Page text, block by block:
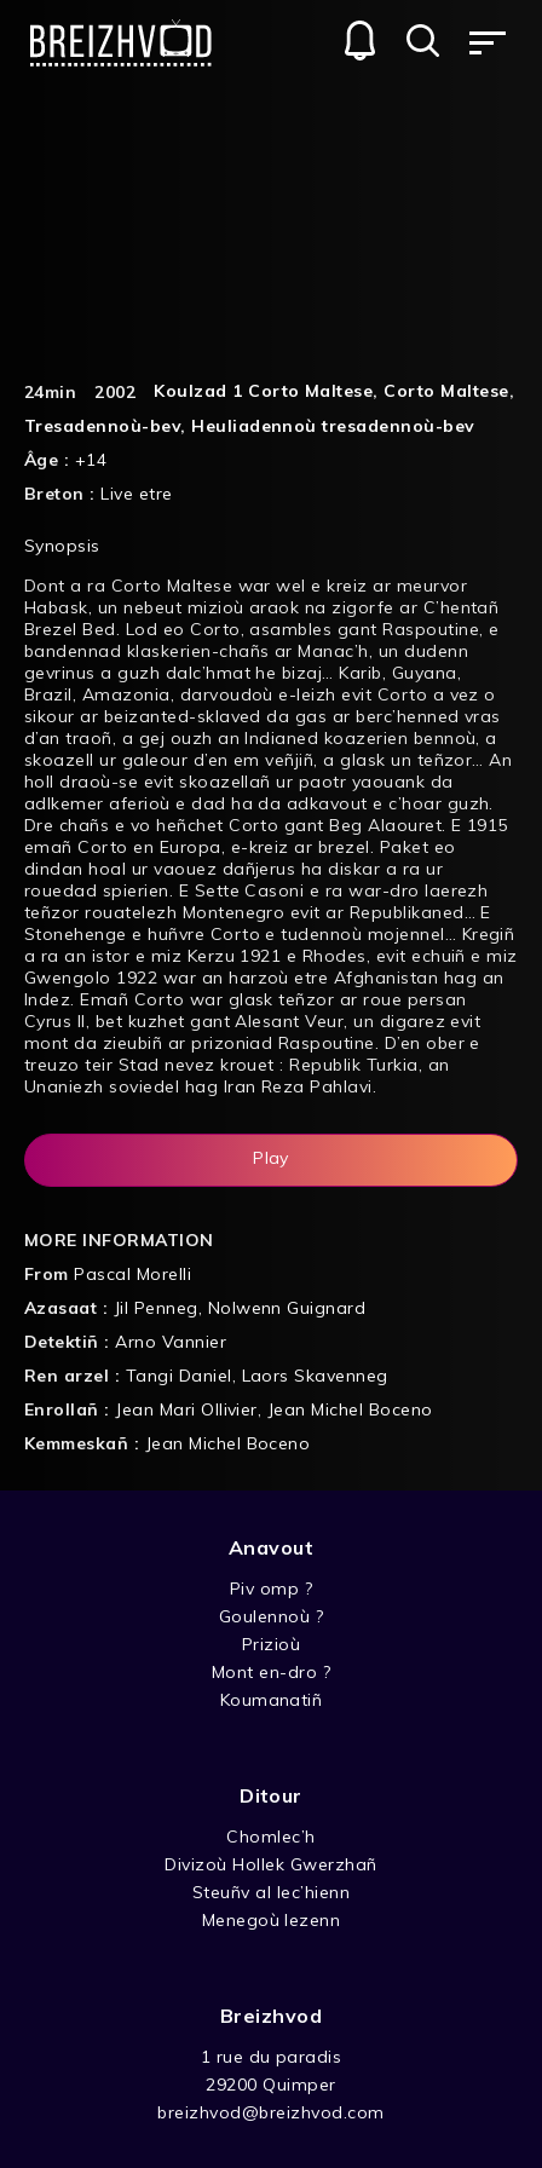
24min 2002 Koulzad 1 Corto Maltese, Corto Maltese,
Tresadennoù-bev, Heuliadennoù tresadennoù-bev
Âge : +14
Breton :Live etre
Synopsis
Dont a ra Corto Maltese war wel e kreiz ar meurvor
Habask, un nebeut mizioù araok na zigorfe ar C’hentañ
Brezel Bed. Lod eo Corto, asambles gant Raspoutine, e
bandennad klaskerien-chañs ar Manac’h, un dudenn
gevrinus a guzh dalc’hmat he bizaj… Karib, Guyana,
Brazil, Amazonia, darvoudoù e-leizh evit Corto a vez o
sikour ar beizanted-sklaved da gas ar berc’henned vras
d’an traoñ, a gej ouzh an Indianed koazerien bennoù, a
skoazell ur galeour d’en em veñjiñ, a glask un teñzor… An
holl draoù-se evit skoazellañ ur paotr yaouank da
adlkemer aferioù e dad ha da adkavout e c’hoar guzh.
Dre chañs e vo heñchet Corto gant Beg Alaouret. E 1915
emañ Corto en Europa, e-kreiz ar brezel. Paket eo
dindan hoal ur vaouez dañjerus ha diskar a ra ur
rouedad spierien. E Sette Casoni e ra war-dro laerezh
teñzor rouatelezh Montenegro evit ar Republikaned… E
Stonehenge e huñvre Corto e tudennoù mojennel… Kregiñ
a ra an istor e miz Kerzu 1921 e Rhodes, evit echuiñ e miz
Gwengolo 1922 war an harzoù etre Afghanistan hag an
Indez. Emañ Corto war glask teñzor ar roue persan
Cyrus II, bet kuzhet gant Alesant Veur, un digarez evit
mont da zieubiñ ar prizoniad Raspoutine. D’en ober e
treuzo teir Stad nevez krouet : Republik Turkia, an
Unaniezh soviedel hag Iran Reza Pahlavi.
Play
MORE INFORMATION
From Pascal Morelli
Azasaat : Jil Penneg, Nolwenn Guignard
Detektiñ :Arno Vannier
Ren arzel : Tangi Daniel, Laors Skavenneg
Enrollañ : Jean Mari Ollivier, Jean Michel Boceno
Kemmeskañ : Jean Michel Boceno
Anavout
Piv omp ?
Goulennoù ?
Prizioù
Mont en-dro ?
Koumanatiñ
Ditour
Chomlec’h
Divizoù Hollek Gwerzhañ
Steuñv al lec’hienn
Menegoù lezenn
Breizhvod
1 rue du paradis
29200 Quimper
breizhvod@breizhvod.com